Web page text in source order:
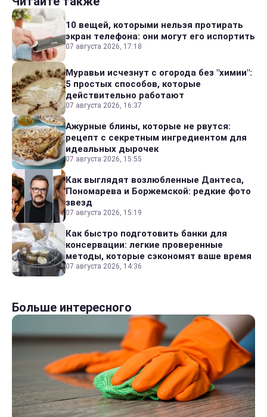
10 вещей, которыми нельзя протирать
экран телефона: они могут его испортить
07 августа 2026, 17:18
Муравьи исчезнут с огорода без "химии":
5 простых способов, которые
действительно работают
07 августа 2026, 16:37
Ажурные блины, которые не рвутся:
рецепт с секретным ингредиентом для
идеальных дырочек
07 августа 2026, 15:55
Как выглядят возлюбленные Дантеса,
Пономарева и Боржемской: редкие фото
звезд
07 августа 2026, 15:19
Как быстро подготовить банки для
консервации: легкие проверенные
методы, которые сэкономят ваше время
07 августа 2026, 14:36
Больше интересного